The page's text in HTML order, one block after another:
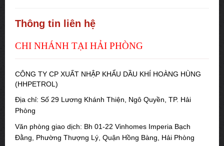
Thông tin liên hệ
CHI NHÁNH TẠI HẢI PHÒNG
CÔNG TY CP XUẤT NHẬP KHẨU DẦU KHÍ HOÀNG HÙNG
(HHPETROL)
Địa chỉ: Số 29 Lương Khánh Thiện, Ngô Quyền, TP. Hải
Phòng
Văn phòng giao dịch: Bh 01-22 Vinhomes Imperia Bạch
Đằng, Phường Thượng Lý, Quận Hồng Bàng, Hải Phòng